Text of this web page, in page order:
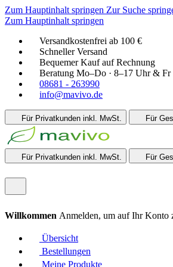
Zum Hauptinhalt springen Zur Suche
Zum Hauptinhalt springen
Versandkostenfrei ab 100 €
Schneller Versand
Bequemer Kauf auf Rechnung
Beratung Mo–Do · 8–17 Uhr & Fr
08681 - 263990
info@mavivo.de
Für Privatkunden inkl. MwSt. Für
Für Privatkunden inkl. MwSt. Für
Willkommen Anmelden, um auf Ihr Konto
Übersicht
Bestellungen
Meine Produkte